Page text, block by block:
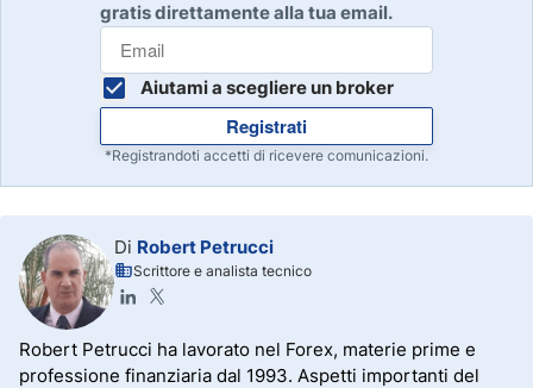
gratis direttamente alla tua email.
Aiutami a scegliere un broker
Registrati
*Registrandoti accetti di ricevere comunicazioni.
Di Robert Petrucci
Scrittore e analista tecnico
Robert Petrucci ha lavorato nel Forex, materie prime e
professione finanziaria dal 1993. Aspetti importanti del